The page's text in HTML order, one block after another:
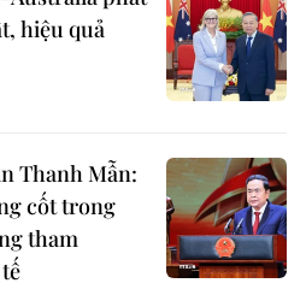
hiệu quả
Thanh Mẫn:
cốt trong
tham